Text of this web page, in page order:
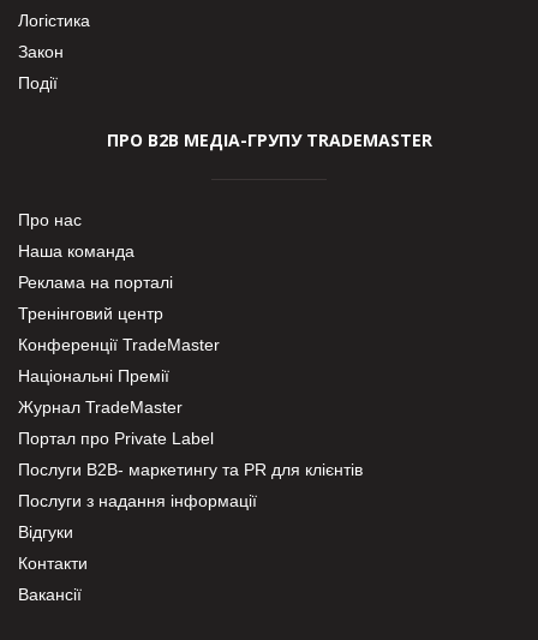
Логістика
Закон
Події
ПРО В2В МЕДІА-ГРУПУ TRADEMASTER
Про нас
Наша команда
Реклама на порталі
Тренінговий центр
Конференції TradeMaster
Національні Премії
Журнал TradeMaster
Портал про Private Label
Послуги В2В- маркетингу та PR для клієнтів
Послуги з надання інформації
Відгуки
Контакти
Вакансії